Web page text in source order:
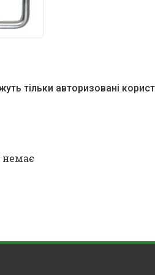
тільки авторизовані
немає